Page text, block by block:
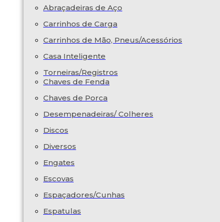
Abraçadeiras de Aço
Carrinhos de Carga
Carrinhos de Mão, Pneus/Acessórios
Casa Inteligente
Torneiras/Registros
Chaves de Fenda
Chaves de Porca
Desempenadeiras/ Colheres
Discos
Diversos
Engates
Escovas
Espaçadores/Cunhas
Espatulas